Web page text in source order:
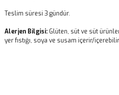
Teslim süresi 3 gündür.
Alerjen Bilgisi: Glüten, süt ve süt
yer fıstığı, soya ve susam içerir/